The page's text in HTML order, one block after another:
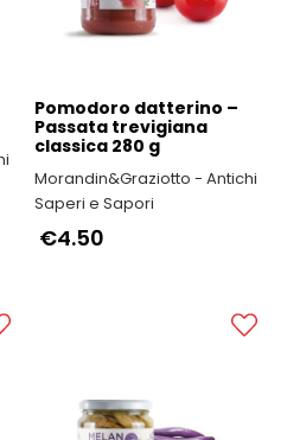
Pomodoro datterino –
Passata trevigiana
classica 280 g
Morandin&Graziotto - Antichi
Saperi e Sapori
€4.50